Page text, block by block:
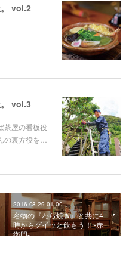
vol.2
vol.3
茶屋の看板役
の裏方役を…
2016.08.29 01:00
名物の『わら焼き』と共に4
時からグイッと飲もう！ -赤
衛門-